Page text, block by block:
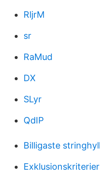
RljrM
sr
RaMud
DX
SLyr
QdIP
Billigaste
Exklusionskriterier